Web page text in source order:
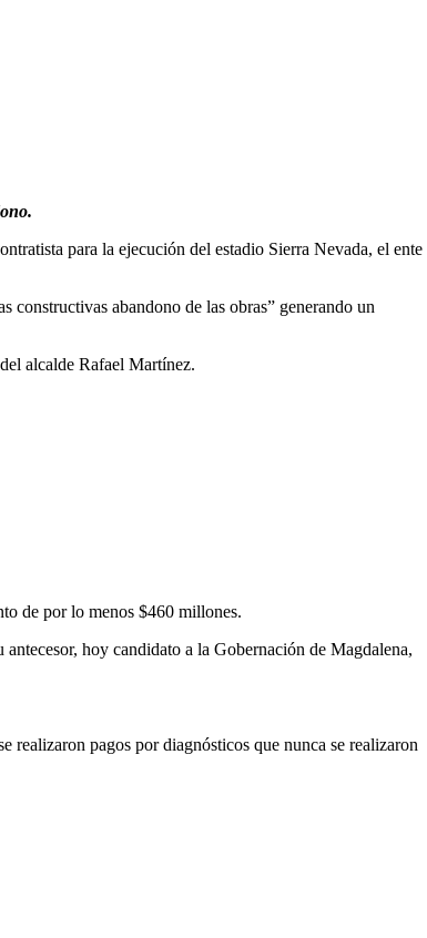
para la ejecución del estadio Sierra Nevada, el ente
constructivas abandono de las obras” generando un
alcalde Rafael Martínez.
de por lo menos $460 millones.
hoy candidato a la Gobernación de Magdalena,
realizaron pagos por diagnósticos que nunca se realizaron